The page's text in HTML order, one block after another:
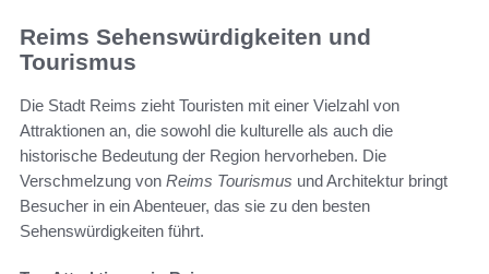
Reims Sehenswürdigkeiten und
Tourismus
Die Stadt Reims zieht Touristen mit einer Vielzahl von
Attraktionen an, die sowohl die kulturelle als auch die
historische Bedeutung der Region hervorheben. Die
Verschmelzung von Reims Tourismus und Architektur bringt
Besucher in ein Abenteuer, das sie zu den besten
Sehenswürdigkeiten führt.